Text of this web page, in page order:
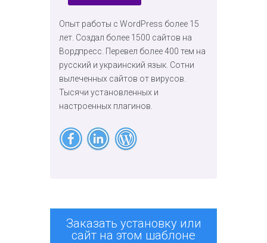
Опыт работы с WordPress более 15
лет. Создал более 1500 сайтов на
Вордпресс. Перевел более 400 тем на
русский и украинский язык. Сотни
вылеченных сайтов от вирусов.
Тысячи установленных и
настроенных плагинов.
Заказать установку или
сайт на этом шаблоне